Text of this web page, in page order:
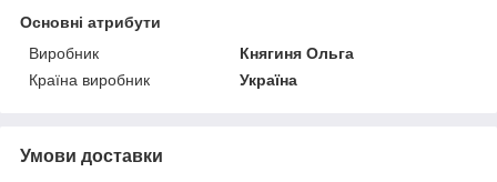
Основні атрибути
Виробник
Княгиня Ольга
Країна виробник
Україна
Умови доставки